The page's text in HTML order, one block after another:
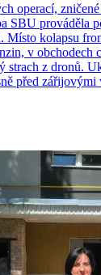
operací,
SBU prováděla
Místo kolapsu
v obchodech
strach z dronů.
před zářijovými